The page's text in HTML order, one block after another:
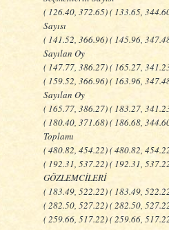
( 126.40, 372.65) ( 133.65,
Sayısı
( 141.52, 366.96) ( 145.96,
Sayılan Oy
( 147.77, 386.27) ( 165.27,
( 159.52, 366.96) ( 163.96,
Sayılan Oy
( 165.77, 386.27) ( 183.27,
( 180.40, 371.68) ( 186.68,
Toplamı
( 480.82, 454.22) ( 480.82,
( 192.31, 537.22) ( 192.31,
GÖZLEMCİLERİ
( 183.49, 522.22) ( 183.49,
( 282.50, 527.22) ( 282.50,
( 259.66, 517.22) ( 259.66,